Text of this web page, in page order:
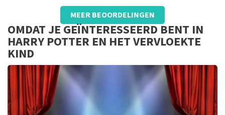
Beoordeling van - Adriaan Zijl overTopTicketShop
Lekker makkelijk en goed
MEER BEOORDELINGEN
OMDAT JE GEÏNTERESSEERD BENT IN
HARRY POTTER EN HET VERVLOEKTE
KIND